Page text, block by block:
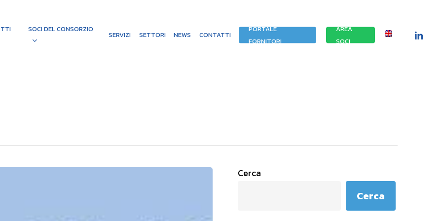
SOCI DEL CONSORZIO
SERVIZI SETTORI NEWS CONTATTI
PORTALE
FORNITORI
AREA
SOCI
LINKEDIN
Cerca
Cerca